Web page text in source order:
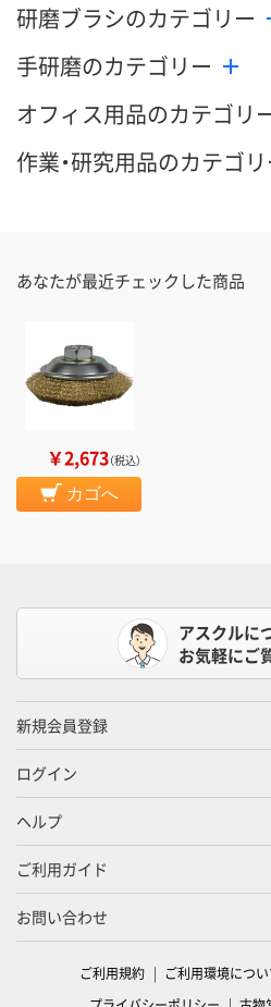
研磨ブラシのカテゴリー
手研磨のカテゴリー
オフィス用品のカテゴリ
作業・研究用品のカテゴ
あなたが最近チェックした商品
￥2,673（税込）
カゴへ
アスクルに
お気軽にご
新規会員登録
ログイン
ヘルプ
ご利用ガイド
お問い合わせ
ご利用規約 ご利用環境につ